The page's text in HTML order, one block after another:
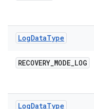
LogDataType
RECOVERY_MODE_LOG
LogDataType